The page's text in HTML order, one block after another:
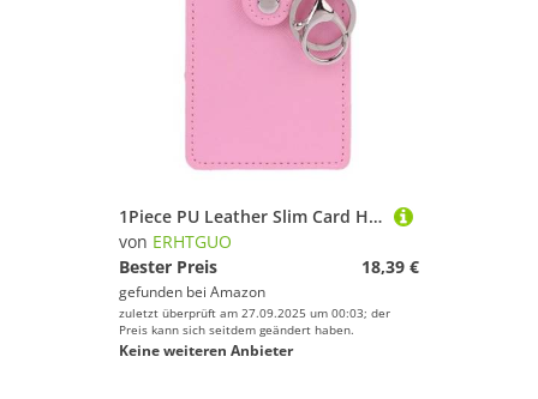
1Piece PU Leather Slim Card Holder Purse ID Window Front Pocket Wallet Credit Bus Presents for Friends Women(Pink)
von ERHTGUO
Bester Preis
18,39 €
gefunden bei Amazon
zuletzt überprüft am 27.09.2025 um 00:03; der
Preis kann sich seitdem geändert haben.
Keine weiteren Anbieter